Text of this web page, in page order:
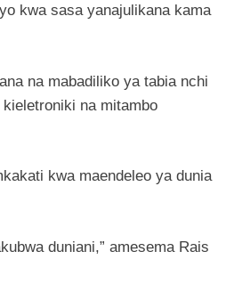
kwa sasa yanajulikana kama
na mabadiliko ya tabia nchi
na mitambo
kwa maendeleo ya dunia
duniani,” amesema Rais